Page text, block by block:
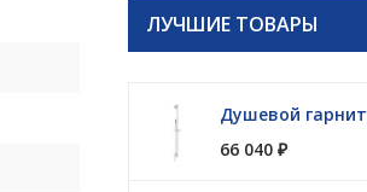
ЛУЧШИЕ ТОВАРЫ
66 040 ₽